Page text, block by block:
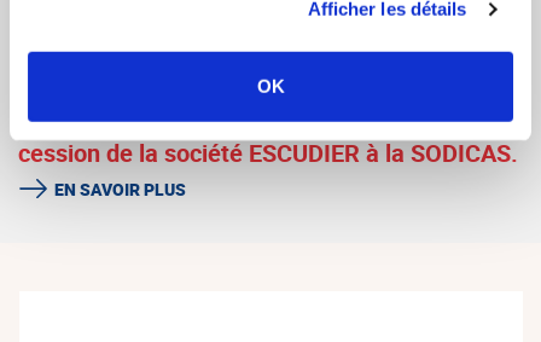
Afficher les détails
OK
SYNERCOM FRANCE GRAND SUD organise la
cession de la société ESCUDIER à la SODICAS.
EN SAVOIR PLUS